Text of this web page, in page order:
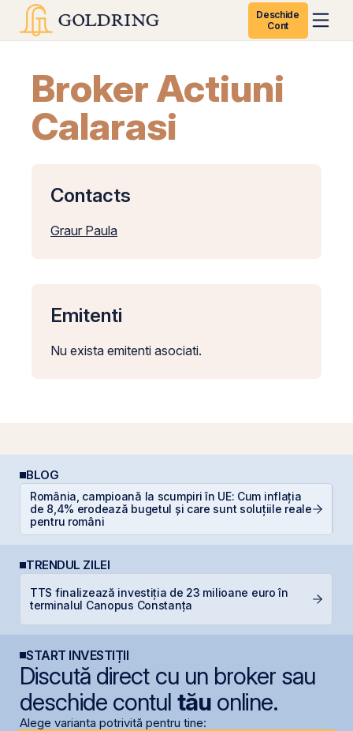
Deschide
Cont
Broker Actiuni
Calarasi
Contacts
Graur Paula
Emitenti
Nu exista emitenti asociati.
BLOG
România, campioană la scumpiri în UE: Cum inflația
de 8,4% erodează bugetul și care sunt soluțiile reale
pentru români
TRENDUL ZILEI
TTS finalizează investiția de 23 milioane euro în
terminalul Canopus Constanța
START INVESTIȚII
Discută direct cu un broker sau
deschide contul tăuonline.
Alege varianta potrivită pentru tine: